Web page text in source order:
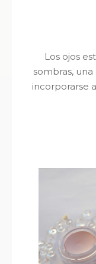
Los ojos
sombras,
incorporarse